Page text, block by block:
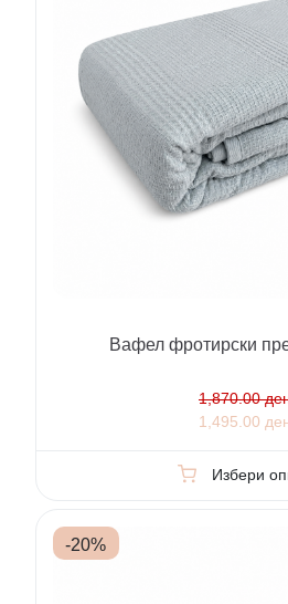
Вафел фротирски
1,870.00
1,495.00
Избери
-20%